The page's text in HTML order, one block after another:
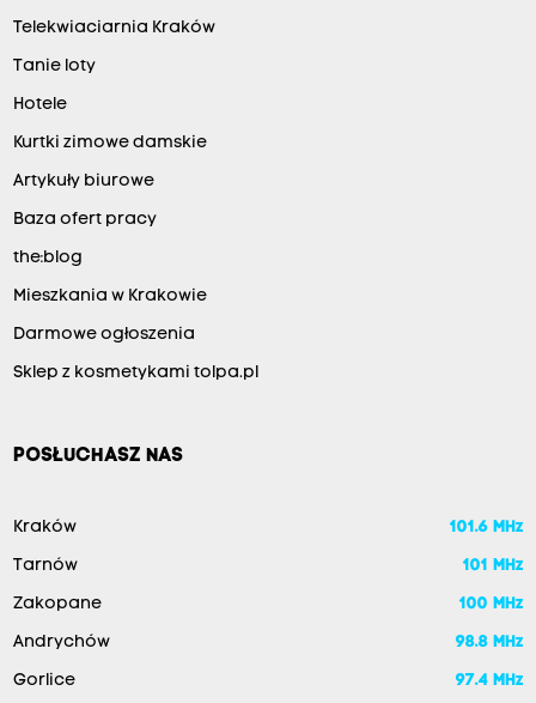
Telekwiaciarnia Kraków
Tanie loty
Hotele
Kurtki zimowe damskie
Artykuły biurowe
Baza ofert pracy
the:blog
Mieszkania w Krakowie
Darmowe ogłoszenia
Sklep z kosmetykami tolpa.pl
POSŁUCHASZ NAS
Kraków 101.6 MHz
Tarnów 101 MHz
Zakopane 100 MHz
Andrychów 98.8 MHz
Gorlice 97.4 MHz